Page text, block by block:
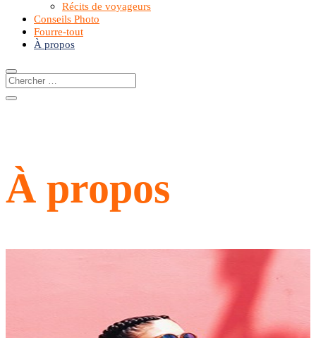
Récits de voyageurs
Conseils Photo
Fourre-tout
À propos
À propos